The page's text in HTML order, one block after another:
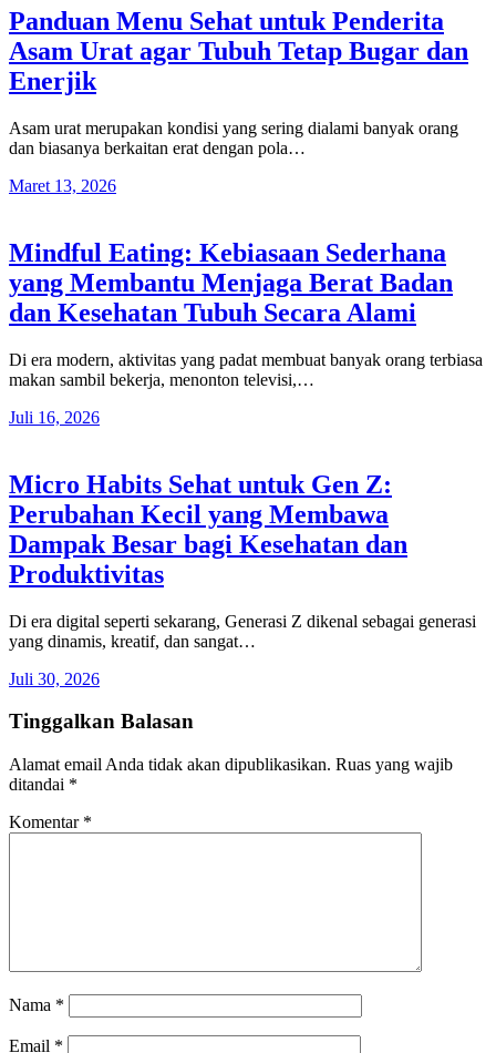
Panduan Menu Sehat untuk Penderita
Asam Urat agar Tubuh Tetap Bugar dan
Enerjik
Asam urat merupakan kondisi yang sering dialami banyak orang
dan biasanya berkaitan erat dengan pola…
Maret 13, 2026
Mindful Eating: Kebiasaan Sederhana
yang Membantu Menjaga Berat Badan
dan Kesehatan Tubuh Secara Alami
Di era modern, aktivitas yang padat membuat banyak orang terbiasa
makan sambil bekerja, menonton televisi,…
Juli 16, 2026
Micro Habits Sehat untuk Gen Z:
Perubahan Kecil yang Membawa
Dampak Besar bagi Kesehatan dan
Produktivitas
Di era digital seperti sekarang, Generasi Z dikenal sebagai generasi
yang dinamis, kreatif, dan sangat…
Juli 30, 2026
Tinggalkan Balasan
Alamat email Anda tidak akan dipublikasikan. Ruas yang wajib
ditandai *
Komentar *
Nama *
Email *